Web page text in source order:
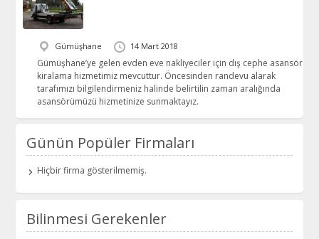
Gümüşhane 14 Mart 2018
Gümüşhane’ye gelen evden eve nakliyeciler için dış cephe asansör
kiralama hizmetimiz mevcuttur. Öncesinden randevu alarak
tarafımızı bilgilendirmeniz halinde belirtilin zaman aralığında
asansörümüzü hizmetinize sunmaktayız.
Günün Popüler Firmaları
Hiçbir firma gösterilmemiş.
Bilinmesi Gerekenler